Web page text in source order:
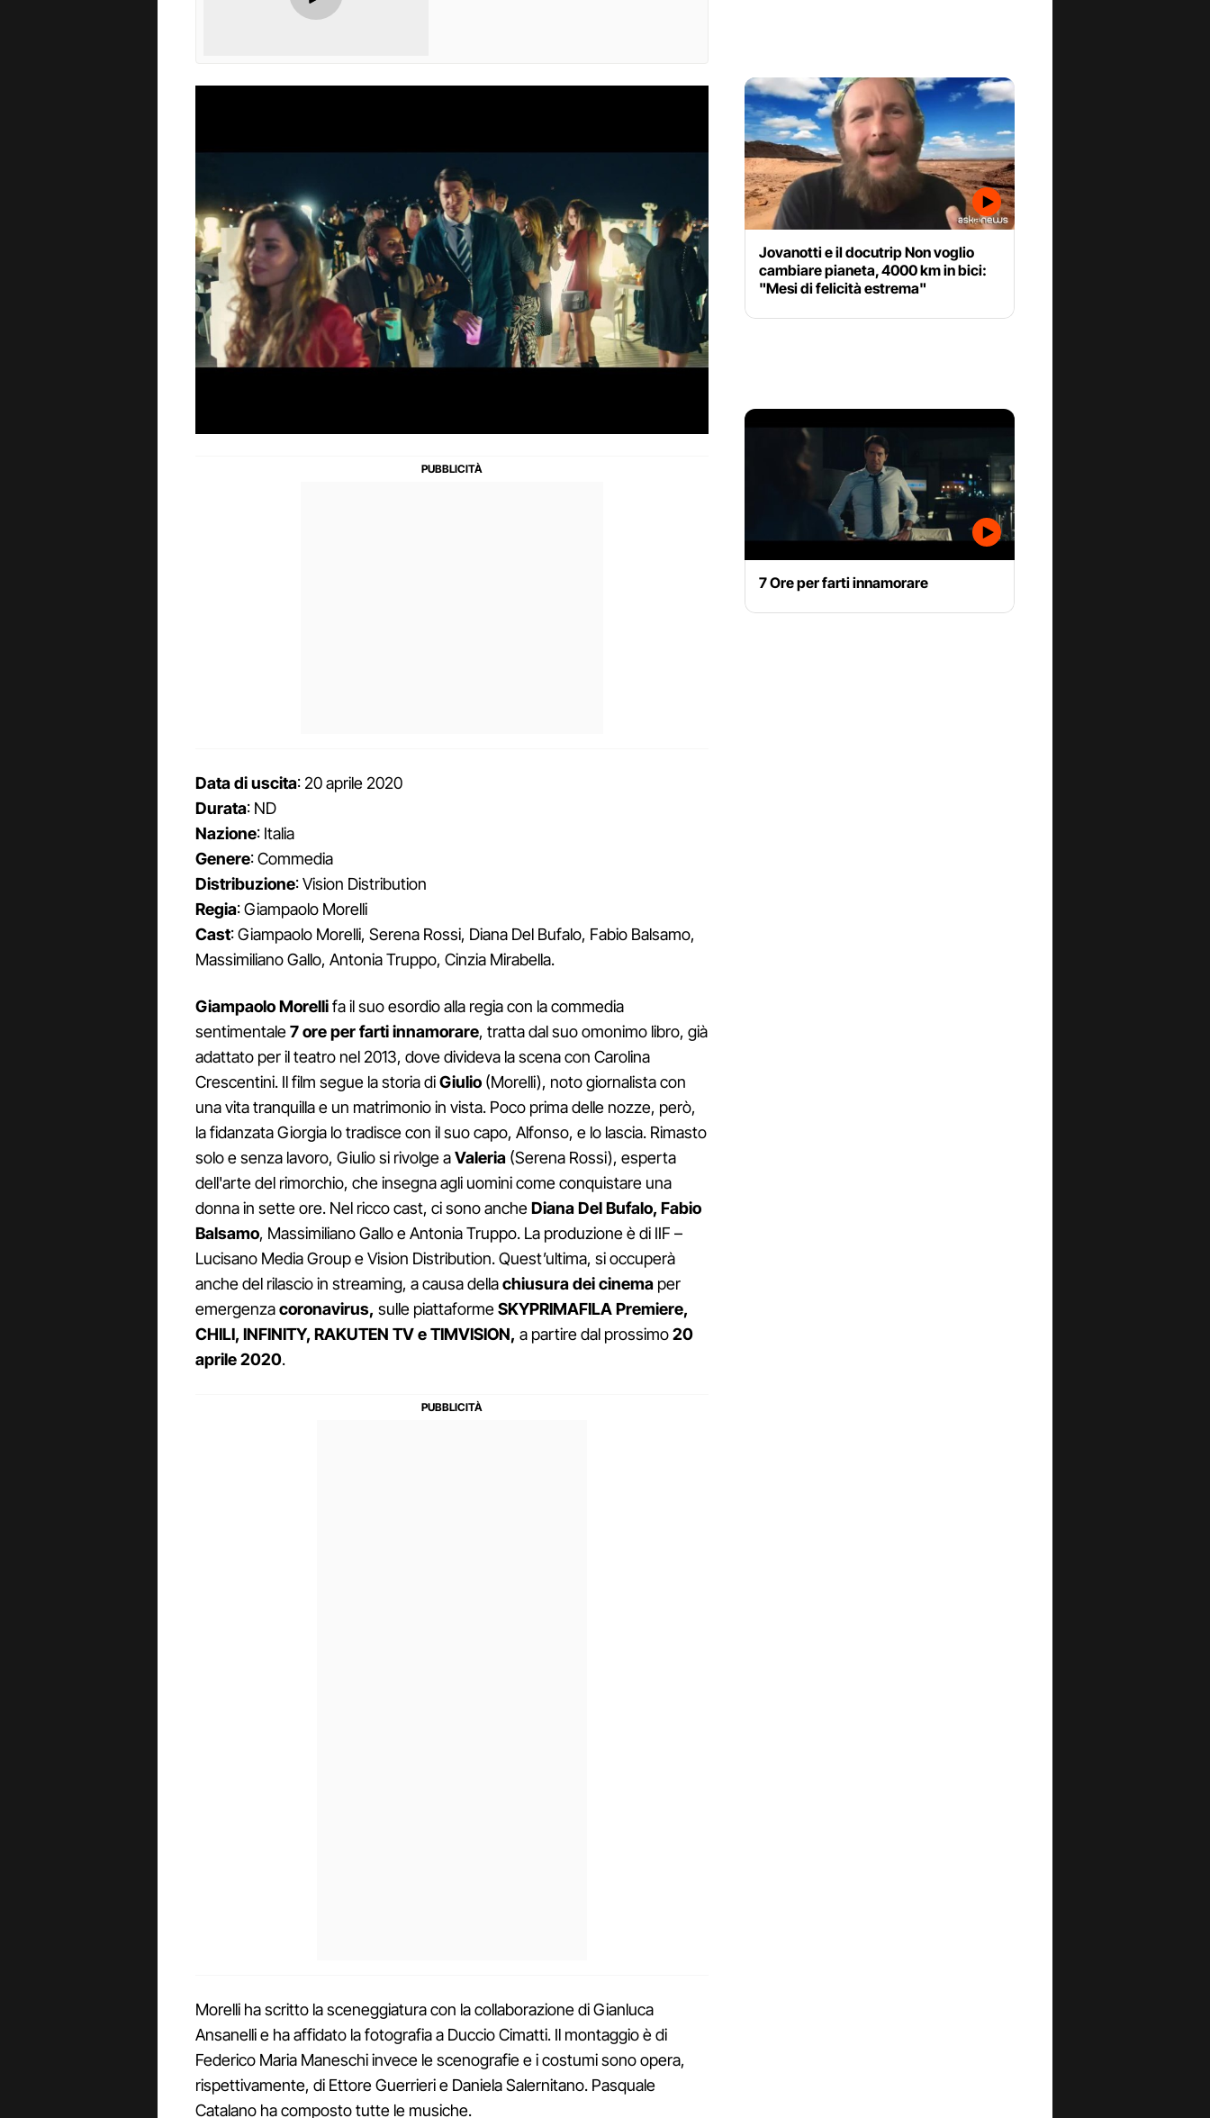
Data di uscita: 20 aprile 2020
Durata: ND
Nazione: Italia
Genere: Commedia
Distribuzione: Vision Distribution
Regia: Giampaolo Morelli
Cast: Giampaolo Morelli, Serena Rossi, Diana Del Bufalo, Fabio Balsamo,
Massimiliano Gallo, Antonia Truppo, Cinzia Mirabella.
Giampaolo Morellifa il suo esordio alla regia con la commedia
sentimentale7 ore per farti innamorare, tratta dal suo omonimo libro, già
adattato per il teatro nel 2013, dove divideva la scena con Carolina
Crescentini. Il film segue la storia diGiulio (Morelli), noto giornalista con
una vita tranquilla e un matrimonio in vista. Poco prima delle nozze, però,
la fidanzata Giorgia lo tradisce con il suo capo, Alfonso, e lo lascia. Rimasto
solo e senza lavoro, Giulio si rivolge aValeria (Serena Rossi), esperta
dell'arte del rimorchio, che insegna agli uomini come conquistare una
donna in sette ore. Nel ricco cast, ci sono ancheDiana Del Bufalo, Fabio
Balsamo, Massimiliano Gallo e Antonia Truppo. La produzione è di IIF –
Lucisano Media Group e Vision Distribution. Quest’ultima, si occuperà
anche del rilascio in streaming, a causa dellachiusura dei cinema per
emergenzacoronavirus, sulle piattaformeSKYPRIMAFILA Premiere,
CHILI, INFINITY, RAKUTEN TV e TIMVISION, a partire dal prossimo20
aprile 2020.
Morelli ha scritto la sceneggiatura con la collaborazione di Gianluca
Ansanelli e ha affidato la fotografia a Duccio Cimatti. Il montaggio è di
Federico Maria Maneschi invece le scenografie e i costumi sono opera,
rispettivamente, di Ettore Guerrieri e Daniela Salernitano. Pasquale
Catalano ha composto tutte le musiche.
Jovanotti e il docutrip Non voglio
cambiare pianeta, 4000 km in bici:
"Mesi di felicità estrema"
7 Ore per farti innamorare